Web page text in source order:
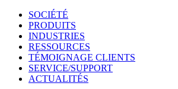
SOCIÉTÉ
PRODUITS
INDUSTRIES
RESSOURCES
TÉMOIGNAGE CLIENTS
SERVICE/SUPPORT
ACTUALITÉS